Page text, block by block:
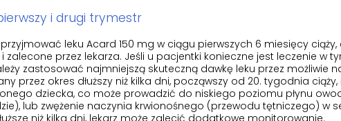
i drugi trymestr
przyjmować leku Acard 150 mg w ciągu pierwszych 6 miesięcy
zalecone przez lekarza. Jeśli u pacjentki konieczne jest leczenie w
zastosować najmniejszą skuteczną dawkę leku przez możliwie
przez okres dłuższy niż kilka dni, począwszy od 20. tygodnia
dziecka, co może prowadzić do niskiego poziomu płynu
lub zwężenie naczynia krwionośnego (przewodu tętniczego) w
niż kilka dni, lekarz może zalecić dodatkowe monitorowanie.